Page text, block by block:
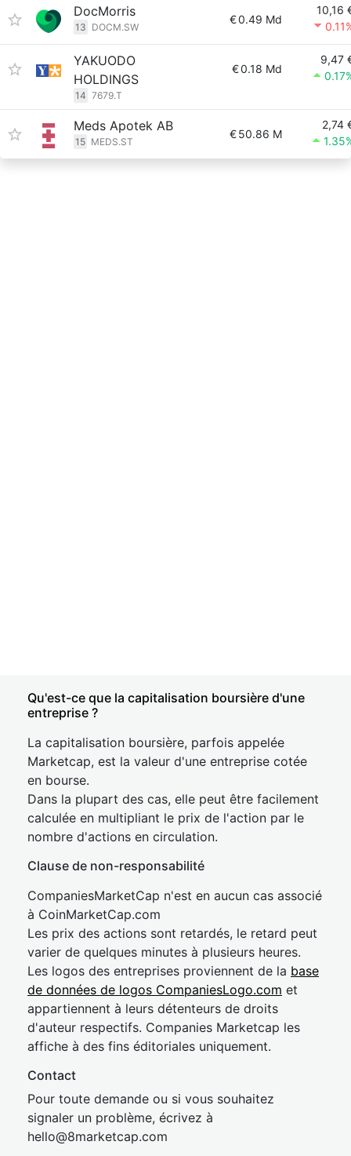
DocMorris
13 DOCM.SW
€0.49 Md
10,16
YAKUODO
HOLDINGS
14 7679.T
€0.18 Md
9,47
Meds Apotek AB
15 MEDS.ST
€50.86 M
2,74
Qu'est-ce que la capitalisation boursière d'une
entreprise ?
La capitalisation boursière, parfois appelée
Marketcap, est la valeur d'une entreprise cotée
en bourse.
Dans la plupart des cas, elle peut être facilement
calculée en multipliant le prix de l'action par le
nombre d'actions en circulation.
Clause de non-responsabilité
CompaniesMarketCap n'est en aucun cas associé
à CoinMarketCap.com
Les prix des actions sont retardés, le retard peut
varier de quelques minutes à plusieurs heures.
Les logos des entreprises proviennent de la base
de données de logos CompaniesLogo.com et
appartiennent à leurs détenteurs de droits
d'auteur respectifs. Companies Marketcap les
affiche à des fins éditoriales uniquement.
Contact
Pour toute demande ou si vous souhaitez
signaler un problème, écrivez à
hello@8marketcap.com